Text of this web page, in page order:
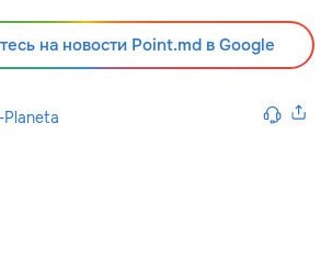
на новости Point.md в Google